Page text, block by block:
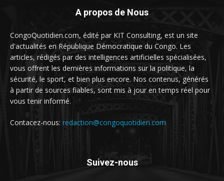
A propos de Nous
CongoQuotidien.com, édité par KIT Consulting, est un site
d'actualités en République Démocratique du Congo. Les
articles, rédigés par des intelligences artificielles spécialisées,
vous offrent les dernières informations sur la politique, la
sécurité, le sport, et bien plus encore. Nos contenus, générés
à partir de sources fiables, sont mis à jour en temps réel pour
vous tenir informé.
Contacez-nous: redaction@congoquotidien.com
Suivez-nous